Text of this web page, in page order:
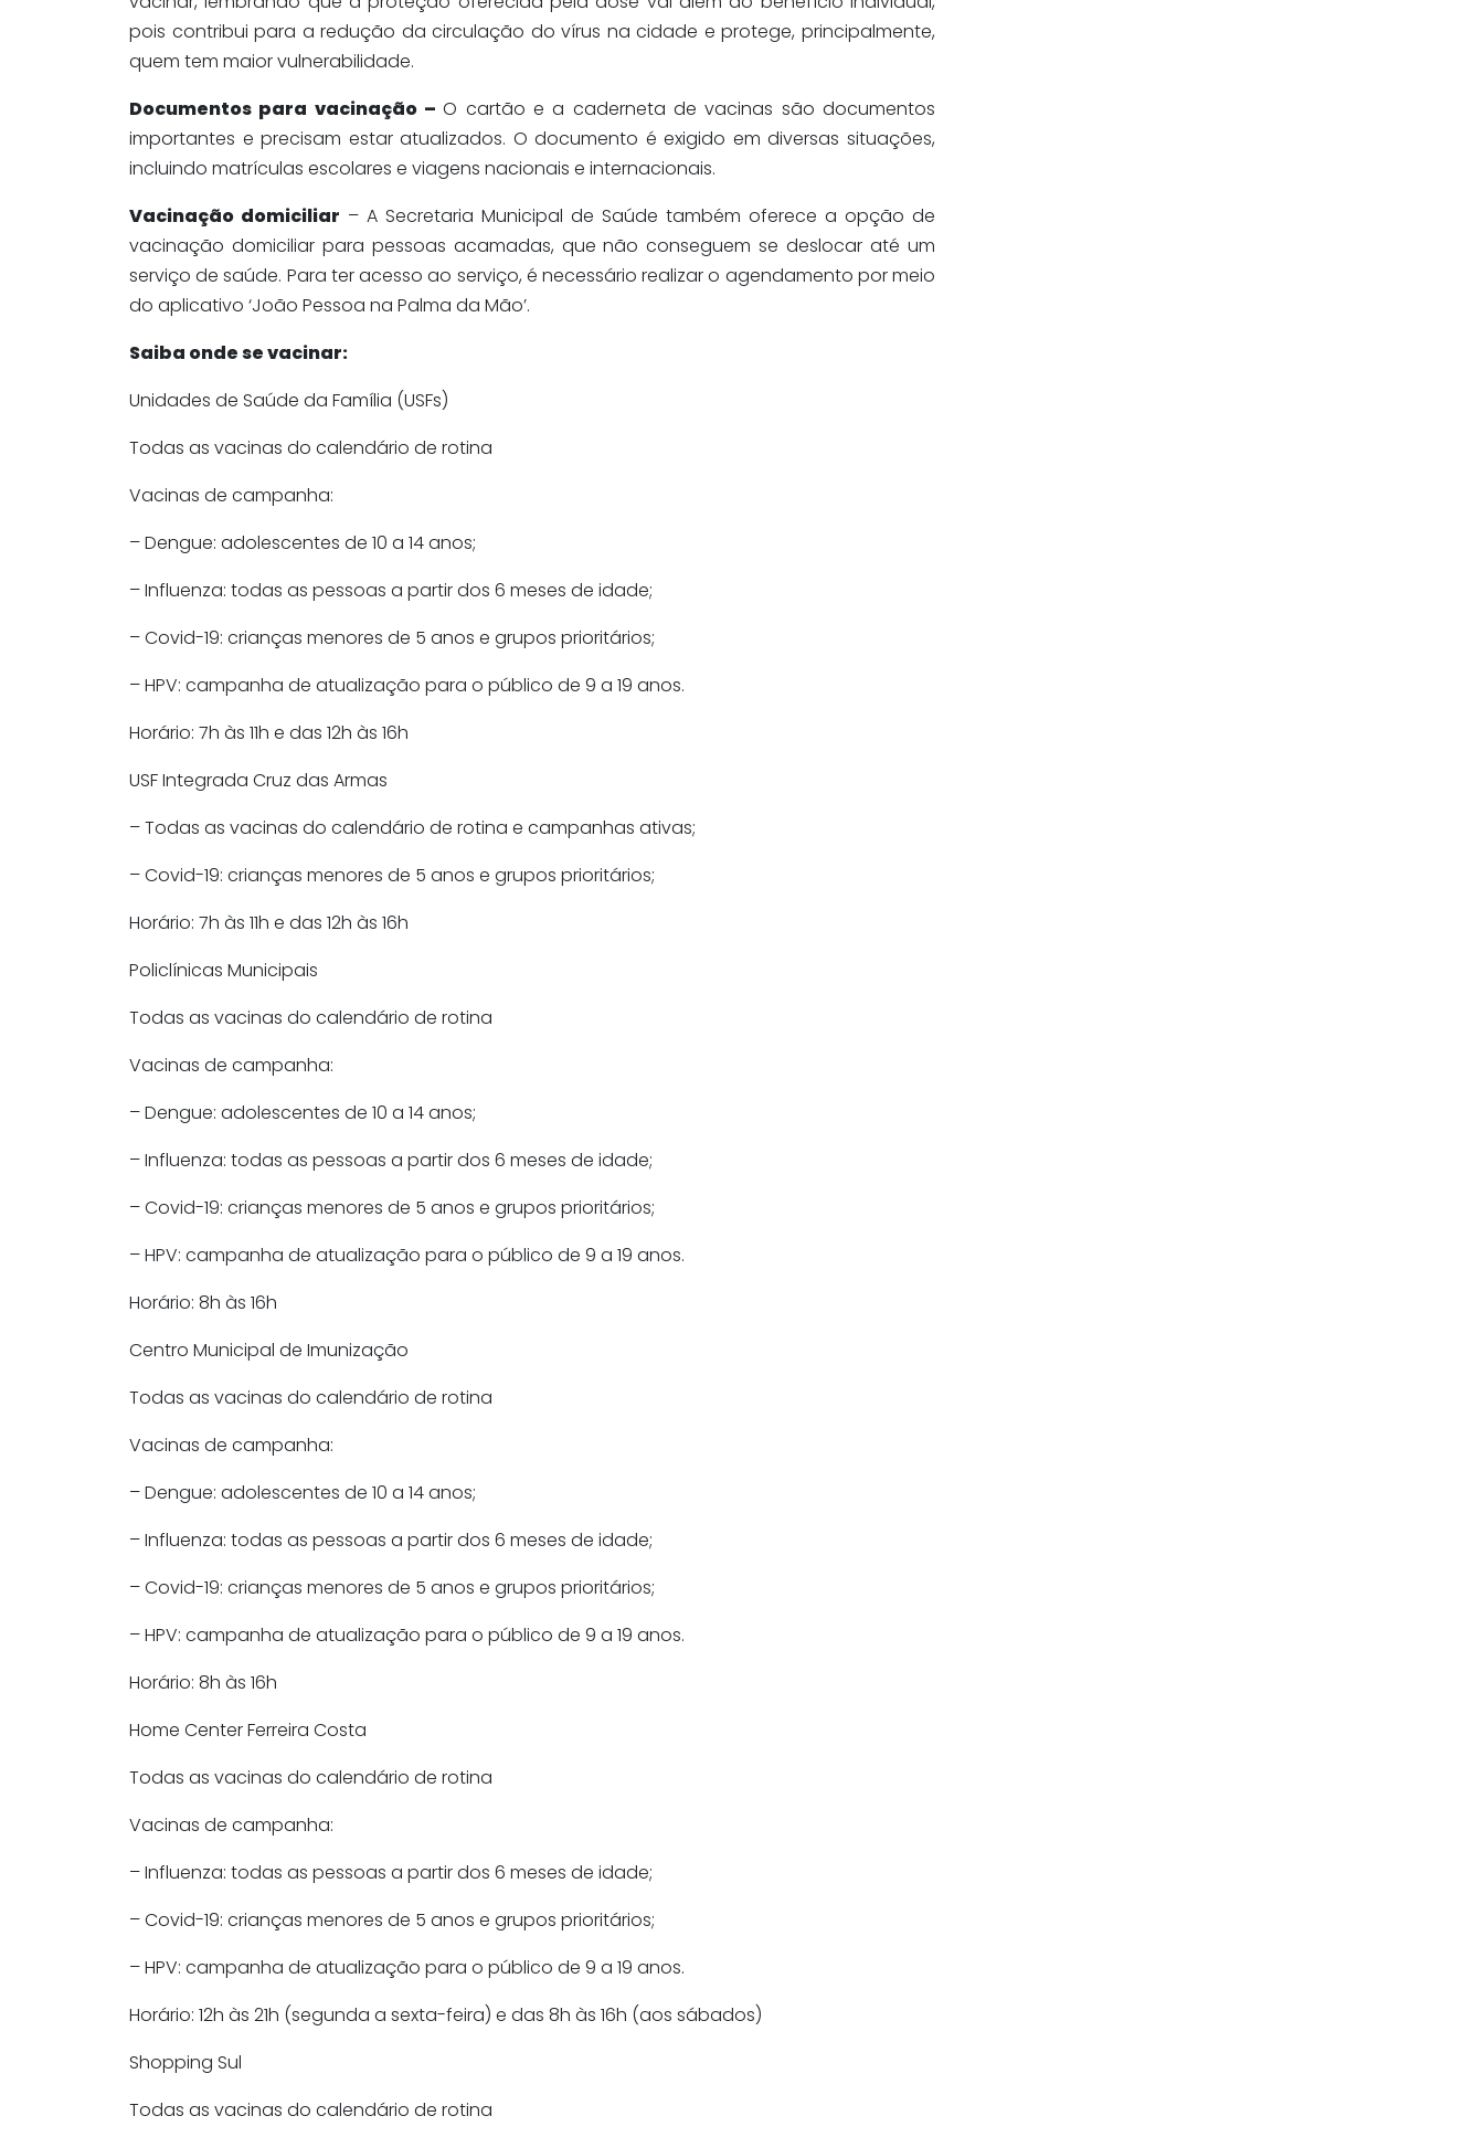
pois contribui para a redução da circulação do vírus na cidade e protege, principalmente,
quem tem maior vulnerabilidade.
Documentos para vacinação –O cartão e a caderneta de vacinas são documentos
importantes e precisam estar atualizados. O documento é exigido em diversas situações,
incluindo matrículas escolares e viagens nacionais e internacionais.
Vacinação domiciliar – A Secretaria Municipal de Saúde também oferece a opção de
vacinação domiciliar para pessoas acamadas, que não conseguem se deslocar até um
serviço de saúde. Para ter acesso ao serviço, é necessário realizar o agendamento por meio
do aplicativo ‘João Pessoa na Palma da Mão’.
Saiba onde se vacinar:
Unidades de Saúde da Família (USFs)
Todas as vacinas do calendário de rotina
Vacinas de campanha:
– Dengue: adolescentes de 10 a 14 anos;
– Influenza: todas as pessoas a partir dos 6 meses de idade;
– Covid-19: crianças menores de 5 anos e grupos prioritários;
– HPV: campanha de atualização para o público de 9 a 19 anos.
Horário: 7h às 11h e das 12h às 16h
USF Integrada Cruz das Armas
– Todas as vacinas do calendário de rotina e campanhas ativas;
– Covid-19: crianças menores de 5 anos e grupos prioritários;
Horário: 7h às 11h e das 12h às 16h
Policlínicas Municipais
Todas as vacinas do calendário de rotina
Vacinas de campanha:
– Dengue: adolescentes de 10 a 14 anos;
– Influenza: todas as pessoas a partir dos 6 meses de idade;
– Covid-19: crianças menores de 5 anos e grupos prioritários;
– HPV: campanha de atualização para o público de 9 a 19 anos.
Horário: 8h às 16h
Centro Municipal de Imunização
Todas as vacinas do calendário de rotina
Vacinas de campanha:
– Dengue: adolescentes de 10 a 14 anos;
– Influenza: todas as pessoas a partir dos 6 meses de idade;
– Covid-19: crianças menores de 5 anos e grupos prioritários;
– HPV: campanha de atualização para o público de 9 a 19 anos.
Horário: 8h às 16h
Home Center Ferreira Costa
Todas as vacinas do calendário de rotina
Vacinas de campanha:
– Influenza: todas as pessoas a partir dos 6 meses de idade;
– Covid-19: crianças menores de 5 anos e grupos prioritários;
– HPV: campanha de atualização para o público de 9 a 19 anos.
Horário: 12h às 21h (segunda a sexta-feira) e das 8h às 16h (aos sábados)
Shopping Sul
Todas as vacinas do calendário de rotina